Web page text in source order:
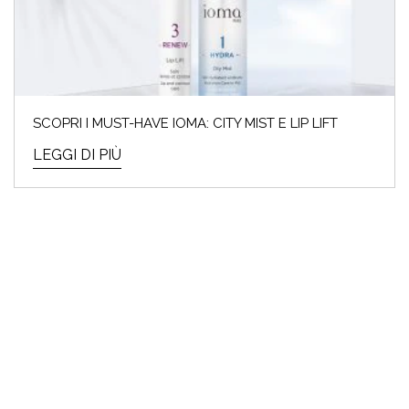
ECCO I TOP 10 PRODOTTI DA
ACQUISTARE
Beauty Addicted non vedevamo l’ora! Perché
SCOPRI I MUST-HAVE IOMA: CITY MIST E LIP LIFT
LEGGI DI PIÙ